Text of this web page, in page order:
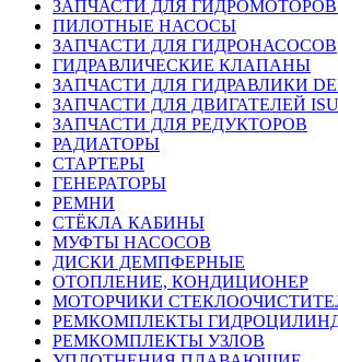
ЗАПЧАСТИ ДЛЯ
ПИЛОТНЫЕ НАСОСЫ
ЗАПЧАСТИ ДЛЯ ГИДРОНАСОСОВ
ГИДРАВЛИЧЕСКИЕ КЛАПАНЫ
ЗАПЧАСТИ ДЛЯ ГИДРАВЛИКИ
ЗАПЧАСТИ ДЛЯ ДВИГАТЕЛЕЙ
ЗАПЧАСТИ ДЛЯ РЕДУКТОРОВ
РАДИАТОРЫ
СТАРТЕРЫ
ГЕНЕРАТОРЫ
РЕМНИ
СТЁКЛА КАБИНЫ
МУФТЫ НАСОСОВ
ДИСКИ ДЕМПФЕРНЫЕ
ОТОПЛЕНИЕ, КОНДИЦИОНЕР
МОТОРЧИКИ
РЕМКОМПЛЕКТЫ
РЕМКОМПЛЕКТЫ УЗЛОВ